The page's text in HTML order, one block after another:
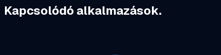
Kapcsolódó alkalmazások.